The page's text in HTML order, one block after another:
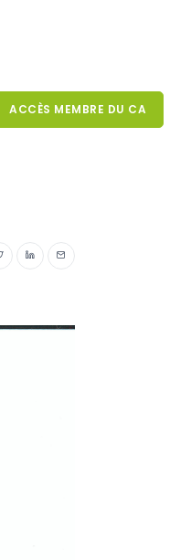
ACCÈS MEMBRE DU CA